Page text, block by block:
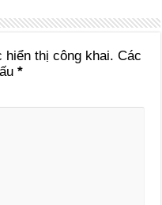
hiển thị công khai. Các
*